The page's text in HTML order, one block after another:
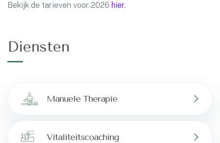
Bekijk de tarieven voor 2026 hier.
Diensten
Manuele Therapie
Vitaliteitscoaching